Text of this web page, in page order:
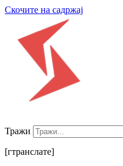
Скочите на садржај
Тражи
[гтранслате]